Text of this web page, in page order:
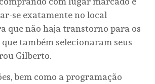
se exatamente no local
que não haja transtorno para os
também selecionaram seus
Gilberto.
bem como a programação